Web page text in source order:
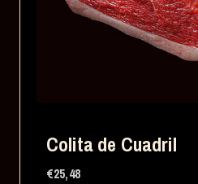
Colita de Cuadril
€25,48